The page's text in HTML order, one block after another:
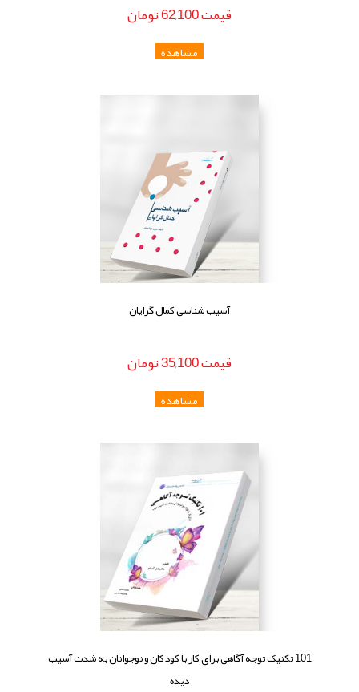
قيمت62,100تومان
آسیب شناسی کمال گرایان
قيمت35,100تومان
101 تکنیک توجه آگاهی برای کار با کودکان و نوجوانان به شدت آسیب
دیده